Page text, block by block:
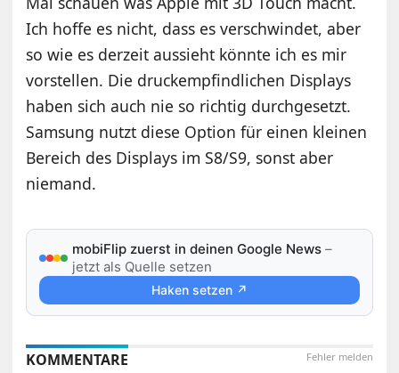
Ich hoffe es nicht, dass es verschwindet, aber
so wie es derzeit aussieht könnte ich es mir
vorstellen. Die druckempfindlichen Displays
haben sich auch nie so richtig durchgesetzt.
Samsung nutzt diese Option für einen kleinen
Bereich des Displays im S8/S9, sonst aber
niemand.
mobiFlip zuerst in deinen Google News –
jetzt als Quelle setzen
Haken setzen ↗
Fehler melden
KOMMENTARE